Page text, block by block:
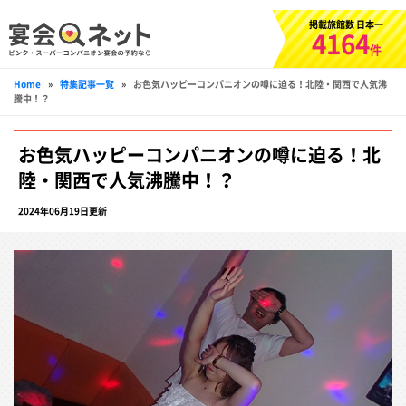
掲載旅館数 日本一
4164件
Home » 特集記事一覧 » お色気ハッピーコンパニオンの噂に迫る！北陸・関西で人気沸
騰中！？
お色気ハッピーコンパニオンの噂に迫る！北
陸・関西で人気沸騰中！？
2024年06月19日更新